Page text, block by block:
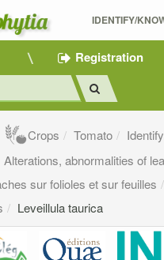
IDENTIFY/
Registration
Crops Tomato
Alterations, abnormalities of
sur folioles et sur feuilles
Leveillula taurica